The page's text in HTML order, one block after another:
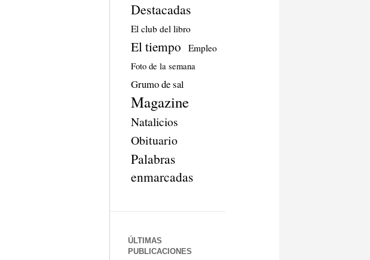
Destacadas
El club del libro
El tiempo Empleo
Foto de la semana
Grumo de sal
Magazine
Natalicios
Obituario
Palabras
enmarcadas
ÚLTIMAS
PUBLICACIONES